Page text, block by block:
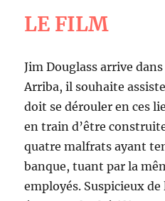
LE FILM
Jim Douglass arrive
Arriba, il souhaite
doit se dérouler en ces
en train d’être
quatre malfrats ayant
banque, tuant par la
employés. Suspicieux de